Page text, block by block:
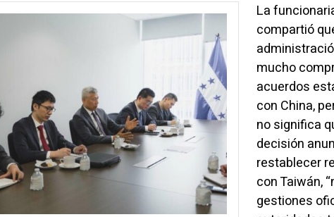
La
compartió
mucho
acuerdos
con China,
no significa
decisión
restablecer
con Taiwán,
gestiones